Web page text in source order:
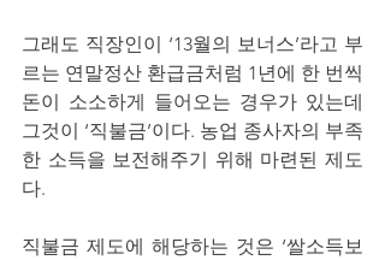
그래도 직장인이 ‘13월의 보너스’라고 부
르는 연말정산 환급금처럼 1년에 한 번씩
돈이 소소하게 들어오는 경우가 있는데
그것이 ‘직불금’이다. 농업 종사자의 부족
한 소득을 보전해주기 위해 마련된 제도
다.
직불금 제도에 해당하는 것은 ‘쌀소득보